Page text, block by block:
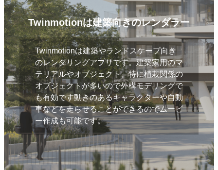
Twinmotionは建築向きのレンダラー
Twinmotionは建築やランドスケープ向き
のレンダリングアプリです。建築家用のマ
テリアルやオブジェクト、特に植栽関係の
オブジェクトが多いので外構モデリングで
も有効です動きのあるキャラクターや自動
車などを走らせることができるのでムービ
ー作成も可能です。